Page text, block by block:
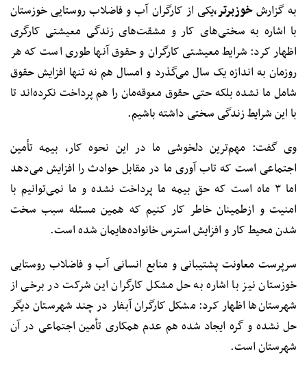
به گزارشخوزبرتر،یکی از کارگران آب و فاضلاب روستایی خوزستان
با اشاره به‌ سختی‌های کار و مشقت‌های زندگی معیشتی کارگری
اظهار کرد: شرایط معیشتی کارگران و حقوق آنها طوری است که هر
روزمان به اندازه یک سال می‌گذرد و امسال هم نه تنها افزایش حقوق
شامل ما نشده بلکه حتی حقوق معوقه‌مان را هم پرداخت نکرده‌اند تا
با این شرایط زندگی سختی داشته باشیم.
وی گفت: مهم‌ترین دلخوشی ما در این نحوه کار، بیمه تأمین
اجتماعی است که تاب آوری ما در مقابل حوادث را افزایش می‌دهد
اما ۳ ماه است که حق بیمه ما پرداخت نشده و ما نمی‌توانیم با
امنیت و ازطمینان خاطر کار کنیم که همین مسئله سبب سخت
شدن محیط کار و افزایش استرس خانواده‌هایمان شده است.
سرپرست معاونت پشتیبانی و منابع انسانی آب و فاضلاب روستایی
خوزستان نیز با اشاره به حل مشکل کارگران این شرکت در برخی از
شهرستان‌ها اظهار کرد: مشکل کارگران آبفار در چند شهرستان دیگر
حل نشده و گره ایجاد شده هم عدم همکاری تأمین اجتماعی در آن
شهرستان است.